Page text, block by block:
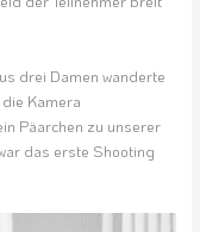
drei Damen wanderte
Kamera
Päarchen zu unserer
das erste Shooting